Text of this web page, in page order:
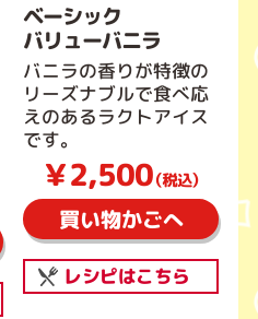
ベーシック
バリューバニラ
バニラの香りが特徴の
リーズナブルで食べ応
えのあるラクトアイス
です。
￥2,500（税込）
買い物かごへ
レシピはこちら